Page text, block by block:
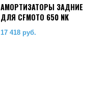
АМОРТИЗАТОРЫ ЗАДНИЕ
ДЛЯ CFMOTO 650 NK
17 418 руб.